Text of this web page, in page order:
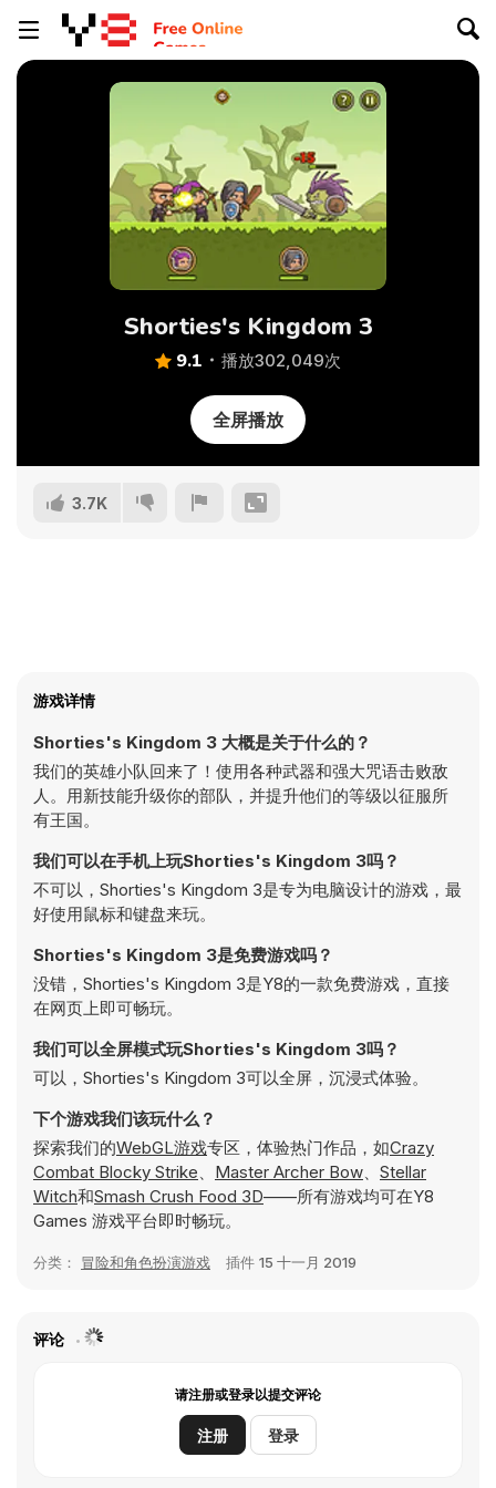
Shorties's Kingdom 3
9.1 播放302,049次
全屏播放
3.7K
游戏详情
Shorties's Kingdom 3 大概是关于什么的？
我们的英雄小队回来了！使用各种武器和强大咒语击败敌
人。用新技能升级你的部队，并提升他们的等级以征服所
有王国。
我们可以在手机上玩Shorties's Kingdom 3吗？
不可以，Shorties's Kingdom 3是专为电脑设计的游戏，最
好使用鼠标和键盘来玩。
Shorties's Kingdom 3是免费游戏吗？
没错，Shorties's Kingdom 3是Y8的一款免费游戏，直接
在网页上即可畅玩。
我们可以全屏模式玩Shorties's Kingdom 3吗？
可以，Shorties's Kingdom 3可以全屏，沉浸式体验。
下个游戏我们该玩什么？
探索我们的WebGL游戏专区，体验热门作品，如Crazy
Combat Blocky Strike、 Master Archer Bow、 Stellar
Witch和Smash Crush Food 3D——所有游戏均可在Y8
Games 游戏平台即时畅玩。
分类： 冒险和角色扮演游戏 插件 15 十一月 2019
评论
请注册或登录以提交评论
注册 登录